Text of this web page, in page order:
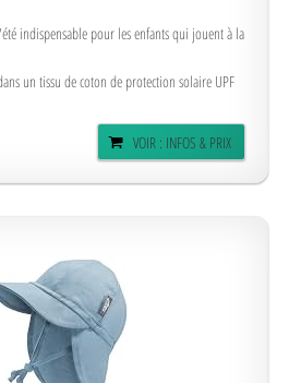
indispensable pour les enfants qui jouent à la
un tissu de coton de protection solaire UPF
VOIR : INFOS & PRIX